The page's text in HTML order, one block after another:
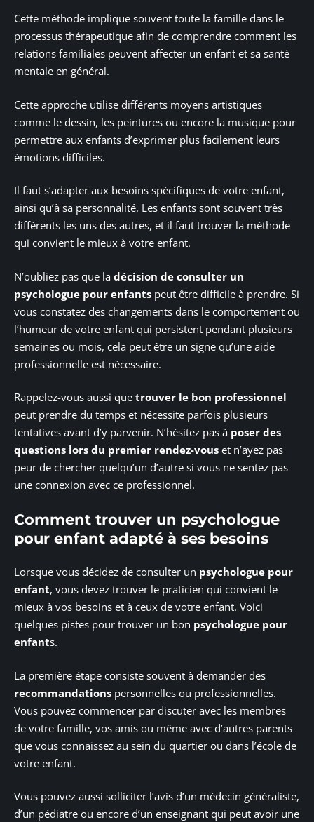
Cette méthode implique souvent toute la famille dans le
processus thérapeutique afin de comprendre comment les
relations familiales peuvent affecter un enfant et sa santé
mentale en général.
Cette approche utilise différents moyens artistiques
comme le dessin, les peintures ou encore la musique pour
permettre aux enfants d’exprimer plus facilement leurs
émotions difficiles.
Il faut s’adapter aux besoins spécifiques de votre enfant,
ainsi qu’à sa personnalité. Les enfants sont souvent très
différents les uns des autres, et il faut trouver la méthode
qui convient le mieux à votre enfant.
N’oubliez pas que la décision de consulter un
psychologue pour enfants peut être difficile à prendre. Si
vous constatez des changements dans le comportement ou
l’humeur de votre enfant qui persistent pendant plusieurs
semaines ou mois, cela peut être un signe qu’une aide
professionnelle est nécessaire.
Rappelez-vous aussi que trouver le bon professionnel
peut prendre du temps et nécessite parfois plusieurs
tentatives avant d’y parvenir. N’hésitez pas à poser des
questions lors du premier rendez-vous et n’ayez pas
peur de chercher quelqu’un d’autre si vous ne sentez pas
une connexion avec ce professionnel.
Comment trouver un psychologue
pour enfant adapté à ses besoins
Lorsque vous décidez de consulter un psychologue pour
enfant, vous devez trouver le praticien qui convient le
mieux à vos besoins et à ceux de votre enfant. Voici
quelques pistes pour trouver un bon psychologue pour
enfants.
La première étape consiste souvent à demander des
recommandations personnelles ou professionnelles.
Vous pouvez commencer par discuter avec les membres
de votre famille, vos amis ou même avec d’autres parents
que vous connaissez au sein du quartier ou dans l’école de
votre enfant.
Vous pouvez aussi solliciter l’avis d’un médecin généraliste,
d’un pédiatre ou encore d’un enseignant qui peut avoir une